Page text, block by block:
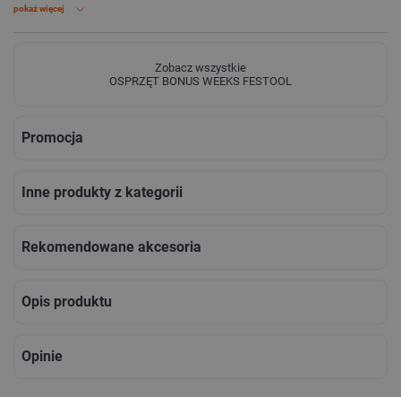
grubych warstw farb, mas szpachlowych oraz pozostałości tapet.
pokaż więcej
Zobacz wszystkie
OSPRZĘT BONUS WEEKS FESTOOL
Promocja
Inne produkty z kategorii
Rekomendowane akcesoria
Opis produktu
Opinie